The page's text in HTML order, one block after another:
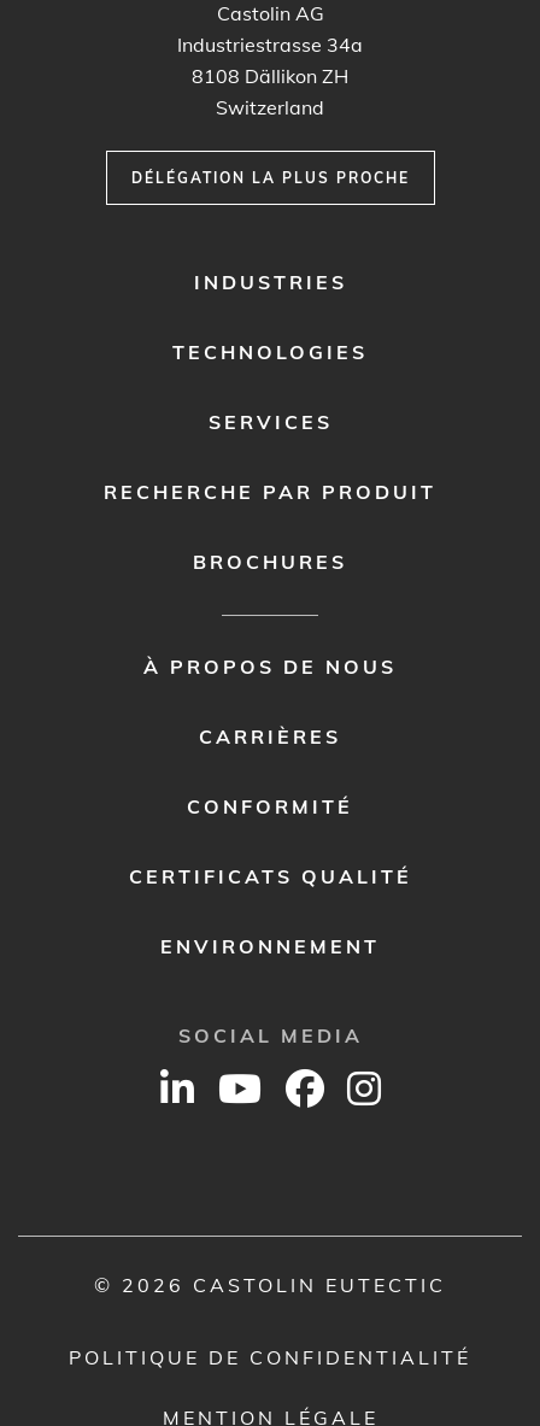
Castolin AG
Industriestrasse 34a
8108 Dällikon ZH
Switzerland
DÉLÉGATION LA PLUS PROCHE
INDUSTRIES
TECHNOLOGIES
SERVICES
RECHERCHE PAR PRODUIT
BROCHURES
À PROPOS DE NOUS
CARRIÈRES
CONFORMITÉ
CERTIFICATS QUALITÉ
ENVIRONNEMENT
SOCIAL MEDIA
© 2026 CASTOLIN EUTECTIC
POLITIQUE DE CONFIDENTIALITÉ
MENTION LÉGALE